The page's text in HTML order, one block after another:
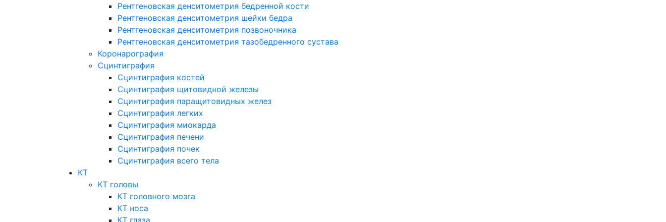
Рентгеновская денситометрия бедренной кости
Рентгеновская денситометрия шейки бедра
Рентгеновская денситометрия позвоночника
Рентгеновская денситометрия тазобедренного сустава
Коронарография
Сцинтиграфия
Сцинтиграфия костей
Сцинтиграфия щитовидной железы
Сцинтиграфия паращитовидных желез
Сцинтиграфия легких
Сцинтиграфия миокарда
Сцинтиграфия печени
Сцинтиграфия почек
Сцинтиграфия всего тела
КТ
КТ головы
КТ головного мозга
КТ носа
КТ глаза